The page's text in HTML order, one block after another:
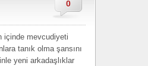
0
içinde mevcudiyeti
tanık olma şansını
yeni arkadaşlıklar